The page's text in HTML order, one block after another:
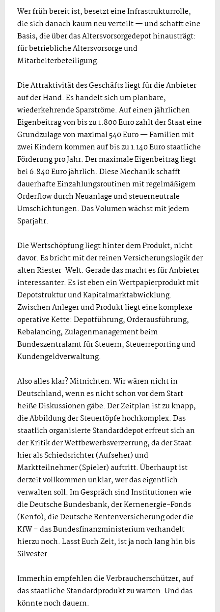
Wer früh bereit ist, besetzt eine Infrastrukturrolle,
die sich danach kaum neu verteilt — und schafft eine
Basis, die über das Altersvorsorgedepot hinausträgt:
für betriebliche Altersvorsorge und
Mitarbeiterbeteiligung.
Die Attraktivität des Geschäfts liegt für die Anbieter
auf der Hand. Es handelt sich um planbare,
wiederkehrende Sparströme. Auf einen jährlichen
Eigenbeitrag von bis zu 1.800 Euro zahlt der Staat eine
Grundzulage von maximal 540 Euro — Familien mit
zwei Kindern kommen auf bis zu 1.140 Euro staatliche
Förderung pro Jahr. Der maximale Eigenbeitrag liegt
bei 6.840 Euro jährlich. Diese Mechanik schafft
dauerhafte Einzahlungsroutinen mit regelmäßigem
Orderflow durch Neuanlage und steuerneutrale
Umschichtungen. Das Volumen wächst mit jedem
Sparjahr.
Die Wertschöpfung liegt hinter dem Produkt, nicht
davor. Es bricht mit der reinen Versicherungslogik der
alten Riester-Welt. Gerade das macht es für Anbieter
interessanter. Es ist eben ein Wertpapierprodukt mit
Depotstruktur und Kapitalmarktabwicklung.
Zwischen Anleger und Produkt liegt eine komplexe
operative Kette: Depotführung, Orderausführung,
Rebalancing, Zulagenmanagement beim
Bundeszentralamt für Steuern, Steuerreporting und
Kundengeldverwaltung.
Also alles klar? Mitnichten. Wir wären nicht in
Deutschland, wenn es nicht schon vor dem Start
heiße Diskussionen gäbe. Der Zeitplan ist zu knapp,
die Abbildung der Steuertöpfe hochkomplex. Das
staatlich organisierte Standarddepot erfreut sich an
der Kritik der Wettbewerbsverzerrung, da der Staat
hier als Schiedsrichter (Aufseher) und
Marktteilnehmer (Spieler) auftritt. Überhaupt ist
derzeit vollkommen unklar, wer das eigentlich
verwalten soll. Im Gespräch sind Institutionen wie
die Deutsche Bundesbank, der Kernenergie-Fonds
(Kenfo), die Deutsche Rentenversicherung oder die
KfW – das Bundesfinanzministerium verhandelt
hierzu noch. Lasst Euch Zeit, ist ja noch lang hin bis
Silvester.
Immerhin empfehlen die Verbraucherschützer, auf
das staatliche Standardprodukt zu warten. Und das
könnte noch dauern.